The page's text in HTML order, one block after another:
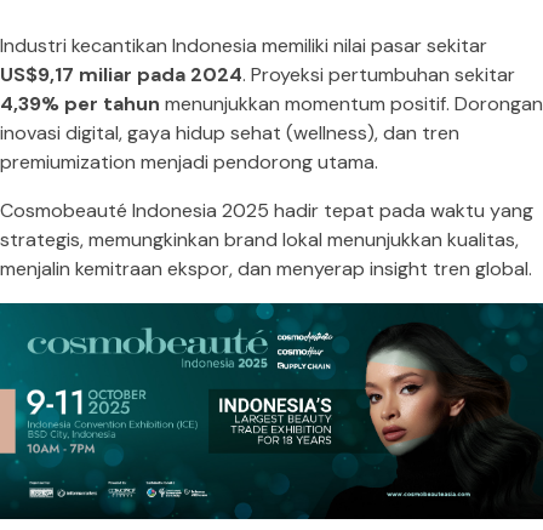
Industri kecantikan Indonesia memiliki nilai pasar sekitar
US$9,17 miliar pada 2024. Proyeksi pertumbuhan sekitar
4,39% per tahun menunjukkan momentum positif. Dorongan
inovasi digital, gaya hidup sehat (wellness), dan tren
premiumization menjadi pendorong utama.
Cosmobeauté Indonesia 2025 hadir tepat pada waktu yang
strategis, memungkinkan brand lokal menunjukkan kualitas,
menjalin kemitraan ekspor, dan menyerap insight tren global.